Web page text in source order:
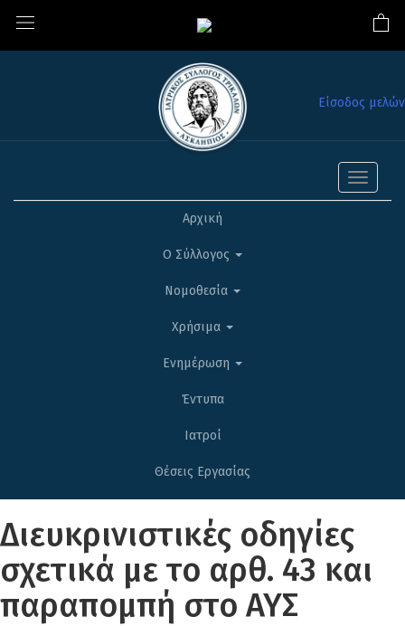
Είσοδος μελών
Toggle
Αρχική
Ο Σύλλογος
Νομοθεσία
Χρήσιμα
Ενημέρωση
Έντυπα
Ιατροί
Θέσεις Εργασίας
Διευκρινιστικές οδηγίες
σχετικά με το αρθ. 43 και
παραπομπή στο ΑΥΣ